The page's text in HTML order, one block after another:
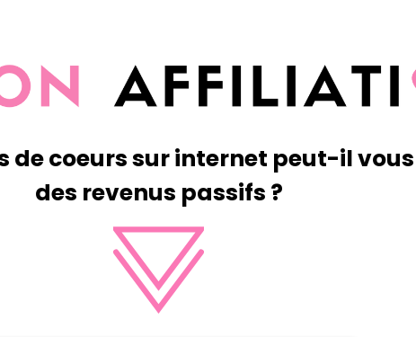
de coeurs sur internet peut-il
des revenus passifs ?